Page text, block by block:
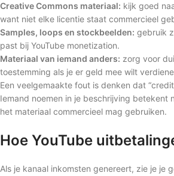
Creative Commons materiaal: kijk goed
want niet elke licentie staat commercieel
Samples, loops en stockbeelden: gebruik
past bij YouTube monetization.
Materiaal van iemand anders: zorg voor
toestemming als je er geld mee wilt
Een veelgemaakte fout is denken dat
Iemand noemen in je beschrijving betekent
het materiaal commercieel mag gebruiken.
Hoe YouTube
Als je kanaal inkomsten genereert, zie je je